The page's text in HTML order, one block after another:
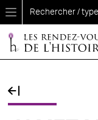
Aller au contenu